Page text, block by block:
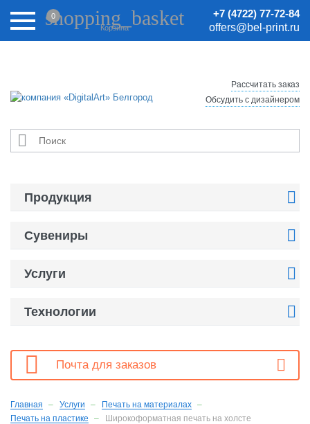
Внимание! Цены на сайте могут быть неактуальными.
Актуальные цены уточняйте у менеджеров.
+7 (4722) 77-72-84
offers@bel-print.ru
shopping_basket
Корзина
0

Рассчитать заказ
Обсудить с дизайнером
Продукция 
Сувениры 
Услуги 
Технологии 
 Почта для заказов
Главная Услуги
Печать на материалах
Печать на пластике
Широкоформатная печать на холсте